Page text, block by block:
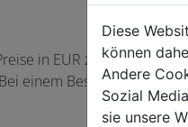
in EUR zzgl. der
einem Bestellwert unter
können
Diese
können
Andere
Sozial
sie unsere